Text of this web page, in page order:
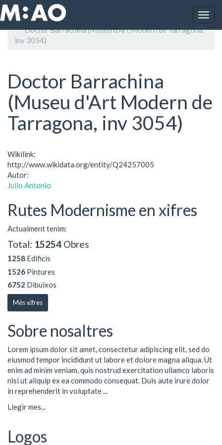
Vés al contingut
Inici
Doctor Barrachina (Museu d'Art Modern de Tarragona,
inv 3054)
Doctor Barrachina
(Museu d'Art Modern de
Tarragona, inv 3054)
Wikilink:
http://www.wikidata.org/entity/Q24257005
Autor:
Julio Antonio
Rutes Modernisme en xifres
Actualment tenim:
Total: 15254 Obres
1258 Edificis
1526 Pintures
6752 Dibuixos
Més xifres
Sobre nosaltres
Lorem ipsum dolor sit amet, consectetur adipiscing elit, sed do
eiusmod tempor incididunt ut labore et dolore magna aliqua. Ut
enim ad minim veniam, quis nostrud exercitation ullamco laboris
nisi ut aliquip ex ea commodo consequat. Duis aute irure dolor
in reprehenderit in voluptate ...
Llegir mes...
Logos